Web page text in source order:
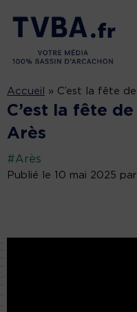
Accueil » C’est la fête
C’est la fête
Arès
#Arès
Publié le 10 mai 2025 par